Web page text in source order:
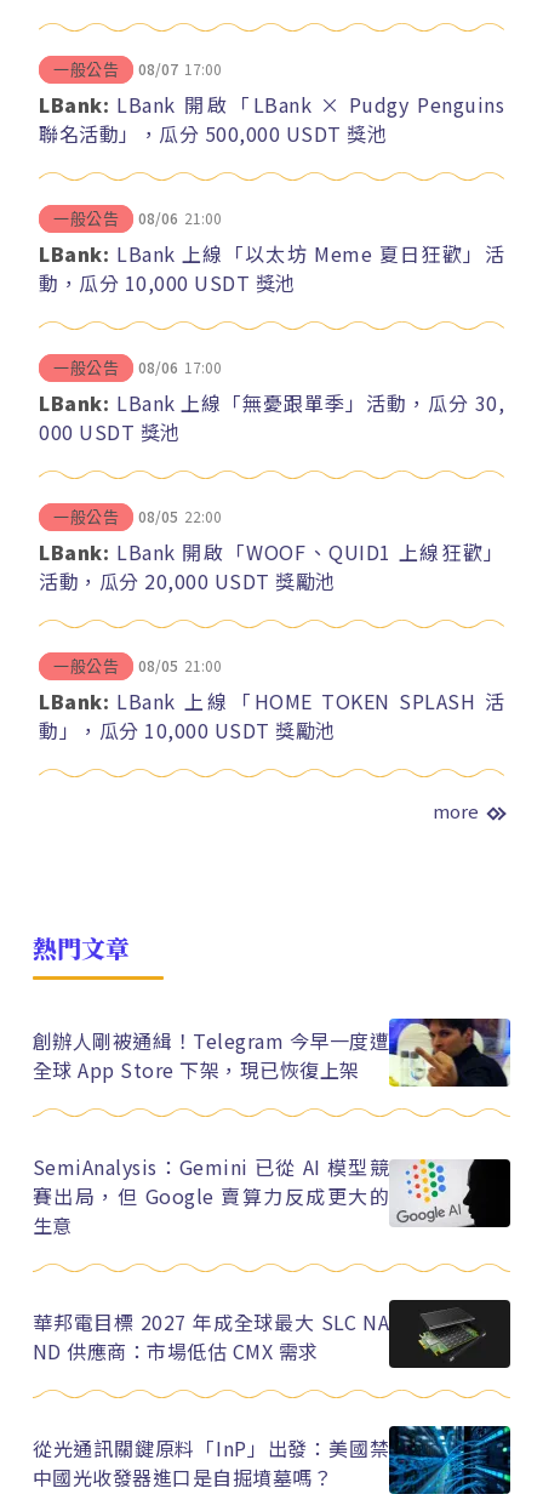
一般公告 08/07 17:00
LBank: LBank 開啟「LBank × Pudgy Penguins
聯名活動」，瓜分 500,000 USDT 獎池
一般公告 08/06 21:00
LBank: LBank 上線「以太坊 Meme 夏日狂歡」活
動，瓜分 10,000 USDT 獎池
一般公告 08/06 17:00
LBank: LBank 上線「無憂跟單季」活動，瓜分 30,
000 USDT 獎池
一般公告 08/05 22:00
LBank: LBank 開啟「WOOF、QUID1 上線狂歡」
活動，瓜分 20,000 USDT 獎勵池
一般公告 08/05 21:00
LBank: LBank 上線「HOME TOKEN SPLASH 活
動」，瓜分 10,000 USDT 獎勵池
more
熱門文章
創辦人剛被通緝！Telegram 今早一度遭
全球 App Store 下架，現已恢復上架
SemiAnalysis：Gemini 已從 AI 模型競
賽出局，但 Google 賣算力反成更大的
生意
華邦電目標 2027 年成全球最大 SLC NA
ND 供應商：市場低估 CMX 需求
從光通訊關鍵原料「InP」出發：美國禁
中國光收發器進口是自掘墳墓嗎？